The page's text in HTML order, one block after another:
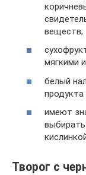
веществ;
мягкими
белый
продукта
имеют
Творог с